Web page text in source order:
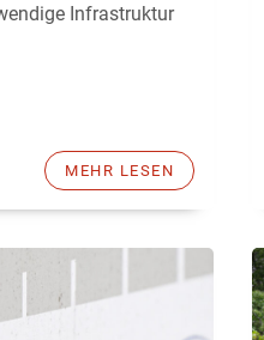
Infrastruktur
MEHR LESEN